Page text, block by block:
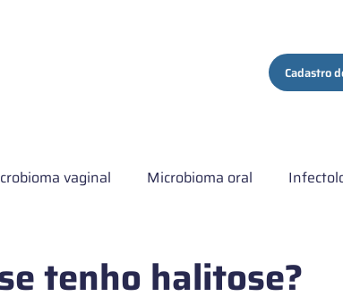
Cadastro
vaginal Microbioma oral
tenho halitose?